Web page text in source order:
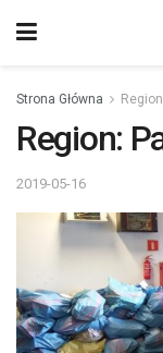
Strona Główna Region
Region:
2019-05-16